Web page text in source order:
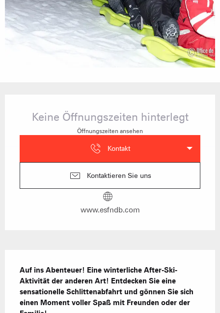
Öffnungszeiten & Kontaktdaten
Keine Öffnungszeiten hinterlegt
Öffnungszeiten ansehen
Kontakt
Kontaktieren Sie uns
www.esfndb.com
Auf ins Abenteuer! Eine winterliche After-Ski-
Aktivität der anderen Art! Entdecken Sie eine
sensationelle Schlittenabfahrt und gönnen Sie sich
einen Moment voller Spaß mit Freunden oder der